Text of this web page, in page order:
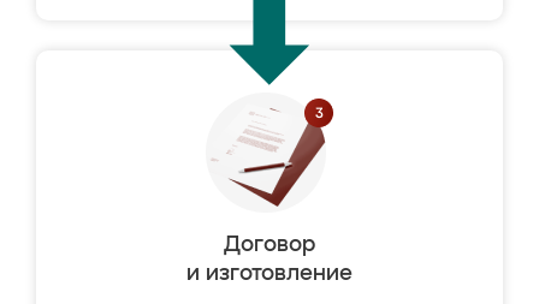
Договор
и изготовление